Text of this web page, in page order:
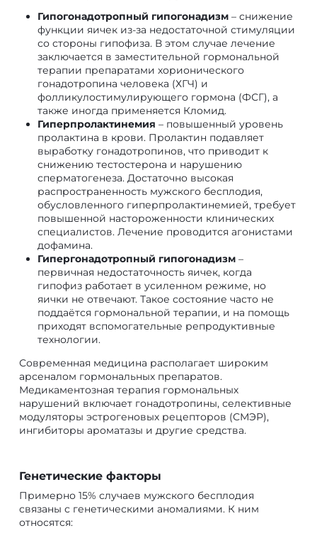
Гипогонадотропный гипогонадизм– снижение
функции яичек из-за недостаточной стимуляции
со стороны гипофиза. В этом случае лечение
заключается в заместительной гормональной
терапии препаратами хорионического
гонадотропина человека (ХГЧ) и
фолликулостимулирующего гормона (ФСГ), а
также иногда применяется Кломид.
Гиперпролактинемия – повышенный уровень
пролактина в крови. Пролактин подавляет
выработку гонадотропинов, что приводит к
снижению тестостерона и нарушению
сперматогенеза. Достаточно высокая
распространенность мужского бесплодия,
обусловленного гиперпролактинемией, требует
повышенной настороженности клинических
специалистов. Лечение проводится агонистами
дофамина.
Гипергонадотропный гипогонадизм–
первичная недостаточность яичек, когда
гипофиз работает в усиленном режиме, но
яички не отвечают. Такое состояние часто не
поддаётся гормональной терапии, и на помощь
приходят вспомогательные репродуктивные
технологии.
Современная медицина располагает широким
арсеналом гормональных препаратов.
Медикаментозная терапия гормональных
нарушений включает гонадотропины, селективные
модуляторы эстрогеновых рецепторов (СМЭР),
ингибиторы ароматазы и другие средства.
Генетические факторы
Примерно 15% случаев мужского бесплодия
связаны с генетическими аномалиями. К ним
относятся: